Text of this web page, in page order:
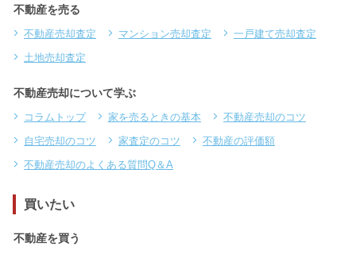
不動産を売る
不動産売却査定 マンション売却査定
一戸建て売却査定
土地売却査定
不動産売却について学ぶ
コラムトップ 家を売るときの基本
不動産売却のコツ
自宅売却のコツ
家査定のコツ
不動産の評価額
不動産売却のよくある質問Q＆A
買いたい
不動産を買う